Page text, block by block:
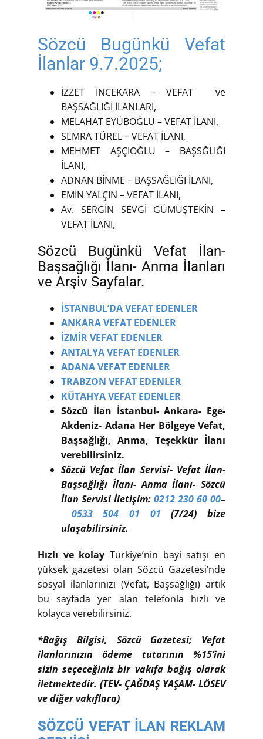
Sözcü Bugünkü Vefat
İlanlar 9.7.2025;
İZZET İNCEKARA – VEFAT ve
BAŞSAĞLIĞI İLANLARI,
MELAHAT EYÜBOĞLU – VEFAT İLANI,
SEMRA TÜREL – VEFAT İLANI,
MEHMET AŞÇIOĞLU – BAŞSĞLIĞI
İLANI,
ADNAN BİNME – BAŞSAĞLIĞI İLANI,
EMİN YALÇIN – VEFAT İLANI,
Av. SERGİN SEVGİ GÜMÜŞTEKİN –
VEFAT İLANI,
Sözcü Bugünkü Vefat İlan-
Başsağlığı İlanı- Anma İlanları
ve Arşiv Sayfalar.
İSTANBUL’DA VEFAT EDENLER
ANKARA VEFAT EDENLER
İZMİR VEFAT EDENLER
ANTALYA VEFAT EDENLER
ADANA VEFAT EDENLER
TRABZON VEFAT EDENLER
KÜTAHYA VEFAT EDENLER
Sözcü İlan İstanbul- Ankara- Ege-
Akdeniz- Adana Her Bölgeye Vefat,
Başsağlığı, Anma, Teşekkür İlanı
verebilirsiniz.
Sözcü Vefat İlan Servisi- Vefat İlan-
Başsağlığı İlanı- Anma İlanı- Sözcü
İlan Servisi İletişim: 0212 230 60 00–
0533 504 01 01 (7/24) bize
ulaşabilirsiniz.
Hızlı ve kolay Türkiye’nin bayi satışı en
yüksek gazetesi olan Sözcü Gazetesi’nde
sosyal ilanlarınızı (Vefat, Başsağlığı) artık
bu sayfada yer alan telefonla hızlı ve
kolayca verebilirsiniz.
*Bağış Bilgisi, Sözcü Gazetesi; Vefat
ilanlarınızın ödeme tutarının %15’ini
sizin seçeceğiniz bir vakıfa bağış olarak
iletmektedir. (TEV- ÇAĞDAŞ YAŞAM- LÖSEV
ve diğer vakıflara)
SÖZCÜ VEFAT İLAN REKLAM